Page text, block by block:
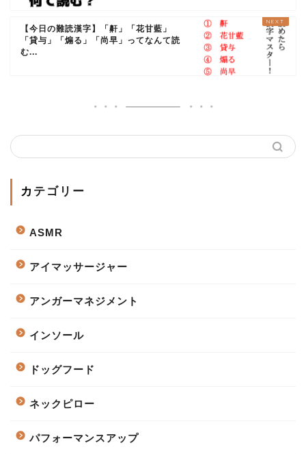
【今日の難読漢字】「鼾」「花甘藍」
「貸与」「煽る」「尚早」ってなんて読
む...
カテゴリー
ASMR
アイマッサージャー
アンガーマネジメント
インソール
ドッグフード
ネックピロー
パフォーマンスアップ